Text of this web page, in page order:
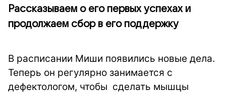
Рассказываем о его первых успехах и
продолжаем сбор в его поддержку
В расписании Миши появились новые дела.
Теперь он регулярно занимается с
дефектологом, чтобы сделать мышцы